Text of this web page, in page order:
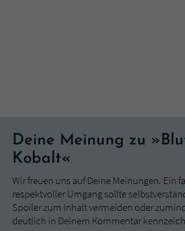
Deine Meinung zu
Kobalt«
Wir freuen uns auf Deine Meinungen. Ein
respektvoller Umgang sollte
Spoiler zum Inhalt vermeiden oder
deutlich in Deinem Kommentar